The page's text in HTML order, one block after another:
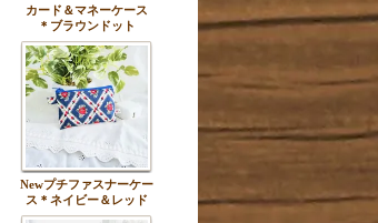
カード＆マネーケース
＊ブラウンドット
Newプチファスナーケー
ス＊ネイビー＆レッド